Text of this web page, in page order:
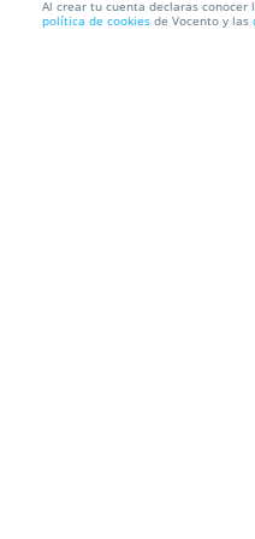
MBA + Máster a
Al crear tu cuenta declaras conocer
política de cookies de Vocento y las